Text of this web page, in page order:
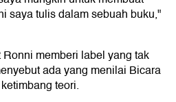
saya tulis dalam sebuah buku,"
memberi label yang tak
ada yang menilai Bicara
teori.